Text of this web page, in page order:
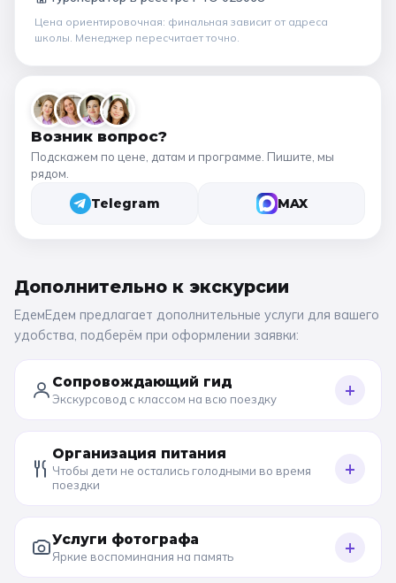
Цена ориентировочная: финальная зависит от адреса
школы. Менеджер пересчитает точно.
Возник вопрос?
Подскажем по цене, датам и программе. Пишите, мы
рядом.
Telegram MAX
Дополнительно к экскурсии
ЕдемЕдем предлагает дополнительные услуги для вашего
удобства, подберём при оформлении заявки:
Сопровождающий гид
Экскурсовод с классом на всю поездку +
Организация питания
Чтобы дети не остались голодными во время
поездки
+
Услуги фотографа
Яркие воспоминания на память +